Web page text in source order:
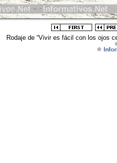
Rodaje de “Vivir es fácil con los ojos
©